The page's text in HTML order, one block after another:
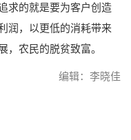
求的就是要为客户创造
润，以更低的消耗带来
，农民的脱贫致富。
编辑：李晓佳